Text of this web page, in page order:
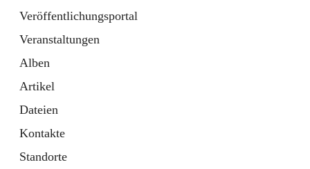
Veröffentlichungsportal
Veranstaltungen
Alben
Artikel
Dateien
Kontakte
Standorte